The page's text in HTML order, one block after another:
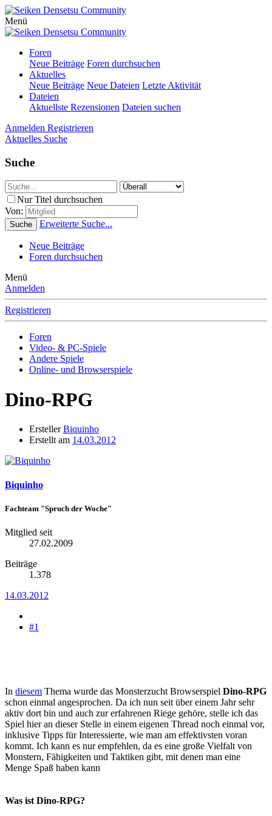
Menü
Foren
Neue Beiträge Foren durchsuchen
Aktuelles
Neue Beiträge Neue Dateien Letzte Aktivität
Dateien
Aktuellste Rezensionen Dateien suchen
Anmelden Registrieren
Aktuelles Suche
Suche
Nur Titel durchsuchen
Von:
Suche Erweiterte Suche...
Neue Beiträge
Foren durchsuchen
Menü
Anmelden
Registrieren
Foren
Video- & PC-Spiele
Andere Spiele
Online- und Browserspiele
Dino-RPG
Ersteller Biquinho
Erstellt am 14.03.2012
Biquinho
Fachteam "Spruch der Woche"
Mitglied seit
27.02.2009
Beiträge
1.378
14.03.2012
#1
In diesem Thema wurde das Monsterzucht Browserspiel Dino-RPG
schon einmal angesprochen. Da ich nun seit über einem Jahr sehr
aktiv dort bin und auch zur erfahrenen Riege gehöre, stelle ich das
Spiel hier an dieser Stelle in einem eigenen Thread noch einmal vor,
inklusive Tipps für Interessierte, wie man am effektivsten voran
kommt. Ich kann es nur empfehlen, da es eine große Vielfalt von
Monstern, Fähigkeiten und Taktiken gibt, mit denen man eine
Menge Spaß haben kann
Was ist Dino-RPG?